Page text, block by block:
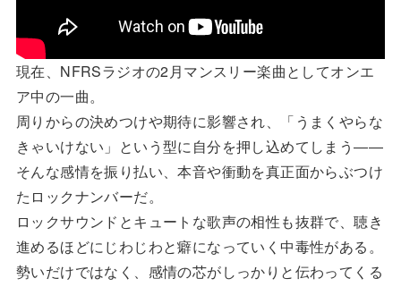
現在、NFRSラジオの2月マンスリー楽曲としてオンエ
ア中の一曲。
周りからの決めつけや期待に影響され、「うまくやらな
きゃいけない」という型に自分を押し込めてしまう――
そんな感情を振り払い、本音や衝動を真正面からぶつけ
たロックナンバーだ。
ロックサウンドとキュートな歌声の相性も抜群で、聴き
進めるほどにじわじわと癖になっていく中毒性がある。
勢いだけではなく、感情の芯がしっかりと伝わってくる